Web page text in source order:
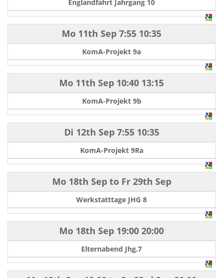
Englandfahrt Jahrgang 10
Mo 11th Sep 7:55 10:35
KomA-Projekt 9a
Mo 11th Sep 10:40 13:15
KomA-Projekt 9b
Di 12th Sep7:55 10:35
KomA-Projekt 9Ra
Mo 18th Septo Fr 29th Sep
Werkstatttage JHG 8
Mo 18th Sep 19:00 20:00
Elternabend Jhg.7